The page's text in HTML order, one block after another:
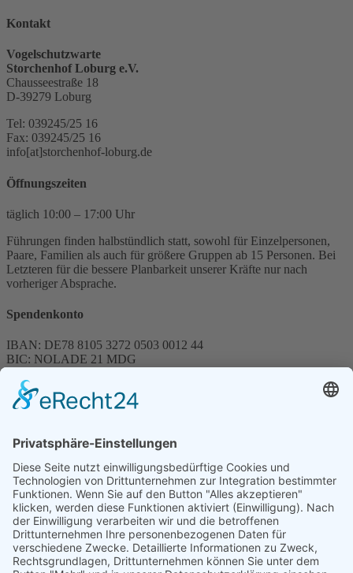
Kontakt
Vogelschutzwarte
Storchenhof Loburg e.V.
Chausseestraße 18
D-39279 Loburg
Tel: 039245/25 16
Fax: 039245/25 16
info[at]storchenhof-loburg.de
Öffnungszeiten
täglich 10:00 – 17:00 Uhr
Führungen finden halbstündlich statt, sowohl für Einzelpersonen,
Paare, Familien als auch für größere Gruppen ab 15 Personen. Bei
Letzteren für die bessere Planbarkeit unserer Kräfte nur nach
vorheriger Absprache.
Spendenkonto
IBAN: DE78 8105 3272 0503 0012 44
BIC: NOLADE 21 MDG
Spenden können steuerlich abgesetzt werden
Förderung
© 1987 – 2025
Storchenhof Loburg e.V.
Alle Rechte vorbehalten.
Cookie-Einstellungen